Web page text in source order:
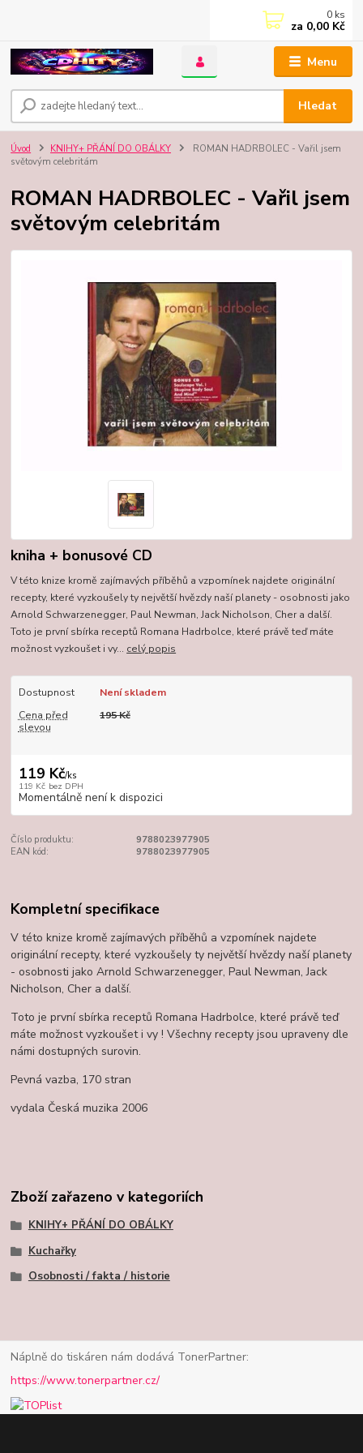
Menu
Hledat
0 ks
za 0,00 Kč
Úvod KNIHY+ PŘÁNÍ DO OBÁLKY
ROMAN HADRBOLEC - Vařil jsem
světovým celebritám
ROMAN HADRBOLEC - Vařil jsem
světovým celebritám
kniha + bonusové CD
V této knize kromě zajímavých příběhů a vzpomínek najdete originální
recepty, které vyzkoušely ty největší hvězdy naší planety - osobnosti jako
Arnold Schwarzenegger, Paul Newman, Jack Nicholson, Cher a další.
Toto je první sbírka receptů Romana Hadrbolce, které právě teď máte
možnost vyzkoušet i vy... celý popis
Dostupnost
Není skladem
Cena před
slevou
195 Kč
119 Kč/ks
119 Kč bez DPH
Momentálně není k dispozici
Číslo produktu:
9788023977905
EAN kód:
9788023977905
Kompletní specifikace
V této knize kromě zajímavých příběhů a vzpomínek najdete
originální recepty, které vyzkoušely ty největší hvězdy naší planety
- osobnosti jako Arnold Schwarzenegger, Paul Newman, Jack
Nicholson, Cher a další.
Toto je první sbírka receptů Romana Hadrbolce, které právě teď
máte možnost vyzkoušet i vy ! Všechny recepty jsou upraveny dle
námi dostupných surovin.
Pevná vazba, 170 stran
vydala Česká muzika 2006
Zboží zařazeno v kategoriích
KNIHY+ PŘÁNÍ DO OBÁLKY
Kuchařky
Osobnosti / fakta / historie
Náplně do tiskáren nám dodává TonerPartner:
https://www.tonerpartner.cz/